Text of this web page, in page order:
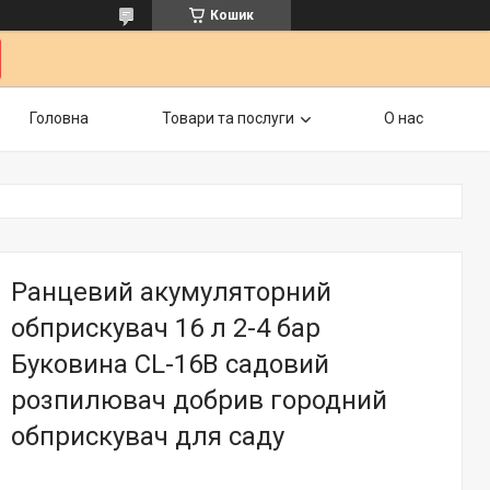
Кошик
Головна Товари та послуги О нас
Ранцевий акумуляторний
обприскувач 16 л 2-4 бар
Буковина CL-16В садовий
розпилювач добрив городний
обприскувач для саду